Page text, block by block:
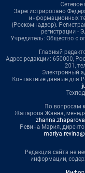
Сетевое
Зарегистрировано
информационных
(Роскомнадзор).
регистрации -
Учредитель: Общество с
Главный
Адрес редакции: 650000,
201,
Электронный
Контактные данные для
По вопросам
Жапарова Жанна,
Ревина Мария,
Редакция сайта не
информации,